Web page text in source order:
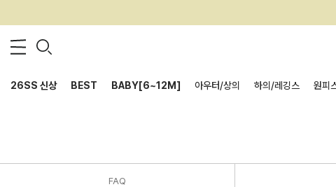
26SS 신상 BEST BABY[6~12M] 아우터/상의 하의/레깅스 원피
FAQ